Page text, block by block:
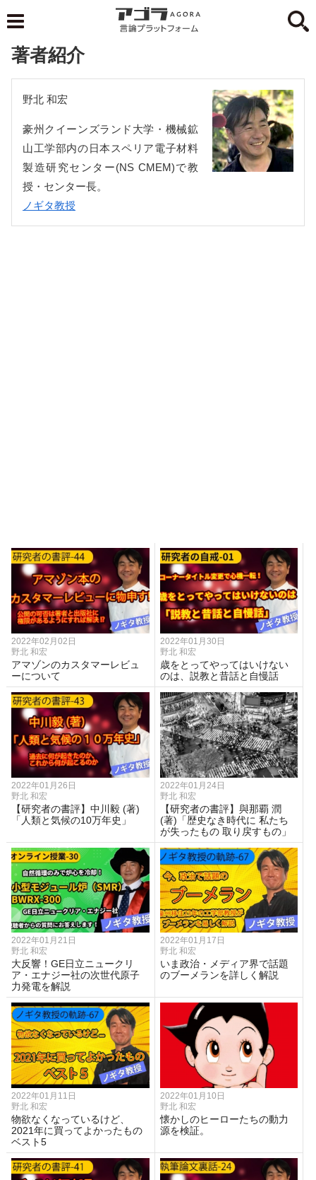
著者紹介
野北 和宏
豪州クイーンズランド大学・機械鉱
山工学部内の日本スペリア電子材料
製造研究センター(NS CMEM)で教
授・センター長。
ノギタ教授
2022年02月02日
野北 和宏
アマゾンのカスタマーレビュ
ーについて
2022年01月30日
野北 和宏
歳をとってやってはいけない
のは、説教と昔話と自慢話
2022年01月26日
野北 和宏
【研究者の書評】中川毅 (著)
「人類と気候の10万年史」
2022年01月24日
野北 和宏
【研究者の書評】與那覇 潤
(著)「歴史なき時代に 私たち
が失ったもの 取り戻すもの」
2022年01月21日
野北 和宏
大反響！GE日立ニュークリ
ア・エナジー社の次世代原子
力発電を解説
2022年01月17日
野北 和宏
いま政治・メディア界で話題
のブーメランを詳しく解説
2022年01月11日
野北 和宏
物欲なくなっているけど、
2021年に買ってよかったもの
ベスト5
2022年01月10日
野北 和宏
懐かしのヒーローたちの動力
源を検証。